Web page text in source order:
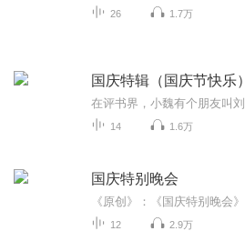
26 1.7万
国庆特辑（国庆节快乐）
14 1.6万
国庆特别晚会
12 2.9万